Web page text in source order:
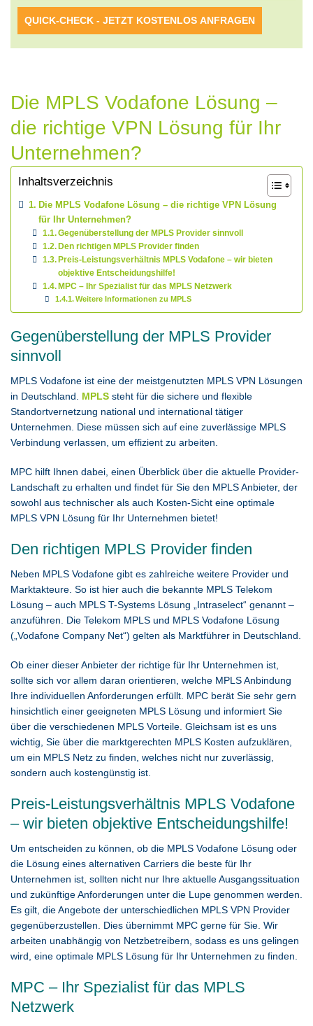
Die MPLS Vodafone Lösung –
die richtige VPN Lösung für Ihr
Unternehmen?
Inhaltsverzeichnis
Die MPLS Vodafone Lösung – die richtige VPN Lösung
für Ihr Unternehmen?
Gegenüberstellung der MPLS Provider sinnvoll
Den richtigen MPLS Provider finden
Preis-Leistungsverhältnis MPLS Vodafone – wir bieten
objektive Entscheidungshilfe!
MPC – Ihr Spezialist für das MPLS Netzwerk
Weitere Informationen zu MPLS
Gegenüberstellung der MPLS Provider
sinnvoll
MPLS Vodafone ist eine der meistgenutzten MPLS VPN Lösungen
in Deutschland. MPLS steht für die sichere und flexible
Standortvernetzung national und international tätiger
Unternehmen. Diese müssen sich auf eine zuverlässige MPLS
Verbindung verlassen, um effizient zu arbeiten.
MPC hilft Ihnen dabei, einen Überblick über die aktuelle Provider-
Landschaft zu erhalten und findet für Sie den MPLS Anbieter, der
sowohl aus technischer als auch Kosten-Sicht eine optimale
MPLS VPN Lösung für Ihr Unternehmen bietet!
Den richtigen MPLS Provider finden
Neben MPLS Vodafone gibt es zahlreiche weitere Provider und
Marktakteure. So ist hier auch die bekannte MPLS Telekom
Lösung – auch MPLS T-Systems Lösung „Intraselect“ genannt –
anzuführen. Die Telekom MPLS und MPLS Vodafone Lösung
(„Vodafone Company Net“) gelten als Marktführer in Deutschland.
Ob einer dieser Anbieter der richtige für Ihr Unternehmen ist,
sollte sich vor allem daran orientieren, welche MPLS Anbindung
Ihre individuellen Anforderungen erfüllt. MPC berät Sie sehr gern
hinsichtlich einer geeigneten MPLS Lösung und informiert Sie
über die verschiedenen MPLS Vorteile. Gleichsam ist es uns
wichtig, Sie über die marktgerechten MPLS Kosten aufzuklären,
um ein MPLS Netz zu finden, welches nicht nur zuverlässig,
sondern auch kostengünstig ist.
Preis-Leistungsverhältnis MPLS Vodafone
– wir bieten objektive Entscheidungshilfe!
Um entscheiden zu können, ob die MPLS Vodafone Lösung oder
die Lösung eines alternativen Carriers die beste für Ihr
Unternehmen ist, sollten nicht nur Ihre aktuelle Ausgangssituation
und zukünftige Anforderungen unter die Lupe genommen werden.
Es gilt, die Angebote der unterschiedlichen MPLS VPN Provider
gegenüberzustellen. Dies übernimmt MPC gerne für Sie. Wir
arbeiten unabhängig von Netzbetreibern, sodass es uns gelingen
wird, eine optimale MPLS Lösung für Ihr Unternehmen zu finden.
MPC – Ihr Spezialist für das MPLS
Netzwerk